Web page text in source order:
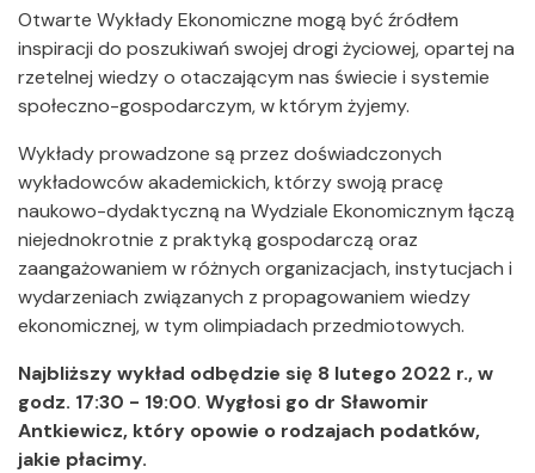
Otwarte Wykłady Ekonomiczne mogą być źródłem
inspiracji do poszukiwań swojej drogi życiowej, opartej na
rzetelnej wiedzy o otaczającym nas świecie i systemie
społeczno-gospodarczym, w którym żyjemy.
Wykłady prowadzone są przez doświadczonych
wykładowców akademickich, którzy swoją pracę
naukowo-dydaktyczną na Wydziale Ekonomicznym łączą
niejednokrotnie z praktyką gospodarczą oraz
zaangażowaniem w różnych organizacjach, instytucjach i
wydarzeniach związanych z propagowaniem wiedzy
ekonomicznej, w tym olimpiadach przedmiotowych.
Najbliższy wykład odbędzie się 8 lutego 2022 r., w
godz. 17:30 - 19:00. Wygłosi go dr Sławomir
Antkiewicz, który opowie o rodzajach podatków,
jakie płacimy.